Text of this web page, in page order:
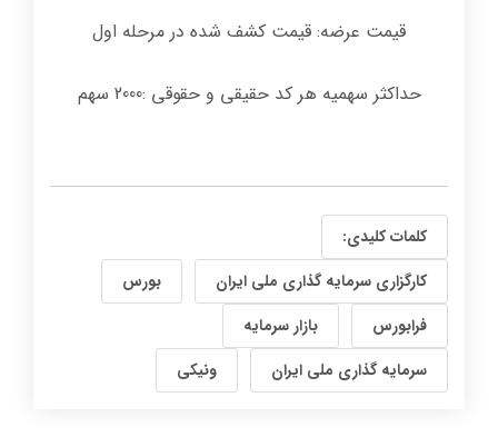
قیمت عرضه: قیمت کشف شده در مرحله اول
حداکثر سهمیه هر کد حقیقی و حقوقی :2000 سهم
کلمات کلیدی:
کارگزاری سرمایه گذاری ملی ایران
بورس
فرابورس
بازار سرمایه
سرمایه گذاری ملی ایران
ونیکی